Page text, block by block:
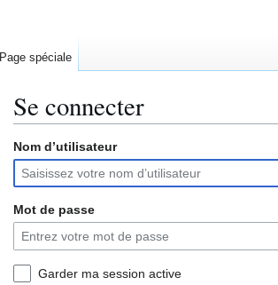
Se connecter
Aller
la
navigation
Aller
la
recherche
Nom d’utilisateur
Mot de passe
Garder ma session active
Page spéciale